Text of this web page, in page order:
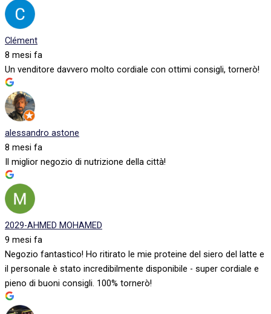
Clément
8 mesi fa
Un venditore davvero molto cordiale con ottimi consigli, tornerò!
alessandro astone
8 mesi fa
Il miglior negozio di nutrizione della città!
2029-AHMED MOHAMED
9 mesi fa
Negozio fantastico! Ho ritirato le mie proteine del siero del latte e
il personale è stato incredibilmente disponibile - super cordiale e
pieno di buoni consigli. 100% tornerò!